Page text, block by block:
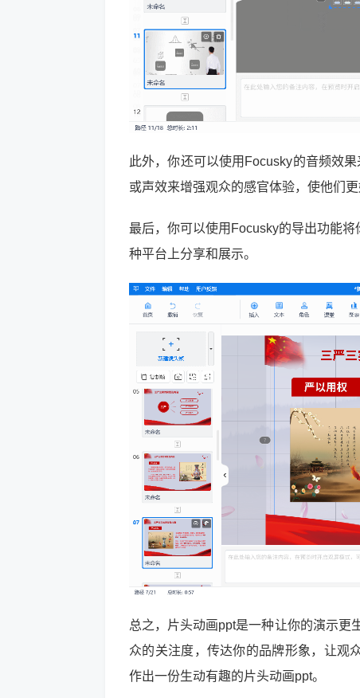
此外，你还可以使用Focusky的音频效
或声效来增强观众的感官体验，使他们更
最后，你可以使用Focusky的导出功能
种平台上分享和展示。
总之，片头动画ppt是一种让你的演示更
众的关注度，传达你的品牌形象，让观
作出一份生动有趣的片头动画ppt。